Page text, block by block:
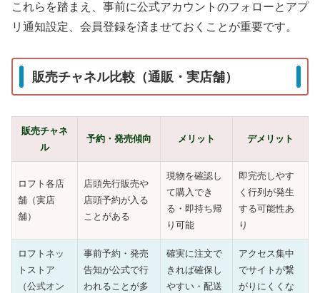
これらを踏まえ、事前に公式アカウントのフォローとアプ
リ通知設定、会員登録を済ませておくことが重要です。
販売チャネル比較（通販・実店舗）
販売チャネ
ル
予約・発売傾向 メリット デメリット
ロフト各店
舗（実店
舗）
店頭先行販売や
店頭予約が入る
ことがある
現物を確認し
て購入でき
る・即持ち帰
り可能
即完売しやす
く行列が発生
する可能性あ
り
ロフトネッ
トストア
（公式オン
事前予約・発売
告知が公式で行
われることが多
確実に注文で
きれば確保し
やすい・配送
アクセス集中
でサイトが繋
がりにくくな